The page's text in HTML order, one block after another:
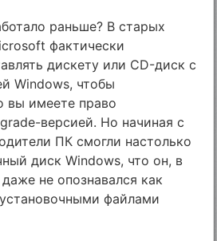
раньше? В старых
фактически
дискету или CD-диск с
Windows, чтобы
вы имеете право
версией. Но начиная с
ПК смогли настолько
диск Windows, что он, в
не опознавался как
файлами